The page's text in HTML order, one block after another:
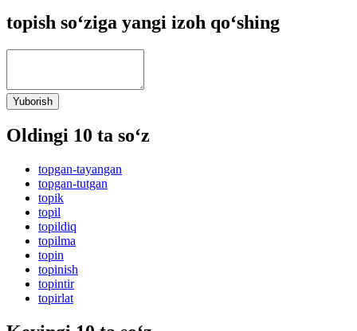
topish so‘ziga yangi izoh qo‘shing
Yuborish
Oldingi 10 ta so‘z
topgan-tayangan
topgan-tutgan
topik
topil
topildiq
topilma
topin
topinish
topintir
topirlat